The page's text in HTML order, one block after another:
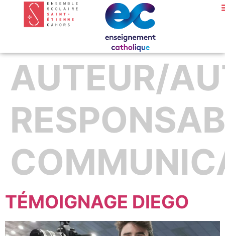
AUTEUR/
TÉMOIGNAGE DIEGO